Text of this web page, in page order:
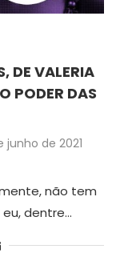
DE VALERIA
PODER DAS
junho de 2021
não tem
dentre…